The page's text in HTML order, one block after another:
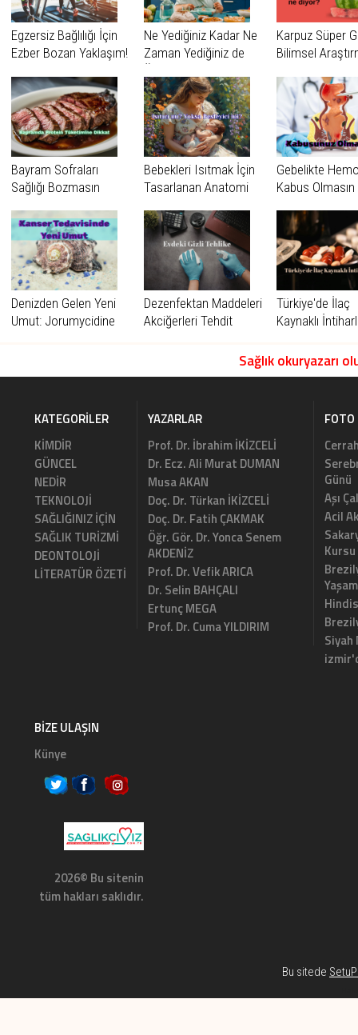
Egzersiz Bağlılığı İçin
Ezber Bozan Yaklaşım!
Ne Yediğiniz Kadar Ne
Zaman Yediğiniz de
Karpuz Süper
Bilimsel
Bayram Sofraları
Sağlığı Bozmasın
Bebekleri Isıtmak İçin
Tasarlanan Anatomi
Gebelikte
Kabus Olmasın
Denizden Gelen Yeni
Umut: Jorumycidine
Dezenfektan Maddeleri
Akciğerleri Tehdit
Türkiye'de İlaç
Kaynaklı
Sağlık okuryazarı
KATEGORILER
KİMDİR
GÜNCEL
NEDİR
TEKNOLOJİ
SAĞLIĞINIZ İÇİN
SAĞLIK TURİZMİ
DEONTOLOJİ
LİTERATÜR ÖZETİ
YAZARLAR
Prof. Dr. İbrahim İKİZCELİ
Dr. Ecz. Ali Murat DUMAN
Musa AKAN
Doç. Dr. Türkan İKİZCELİ
Doç. Dr. Fatih ÇAKMAK
Öğr. Gör. Dr. Yonca Senem
AKDENİZ
Prof. Dr. Vefik ARICA
Dr. Selin BAHÇALI
Ertunç MEGA
Prof. Dr. Cuma YILDIRIM
FOTO
Günü
Aşı
Acil
Kursu
Yaşam
BIZE ULAŞIN
Künye
2026© Bu sitenin
tüm hakları saklıdır.
Bu sitede SetuP